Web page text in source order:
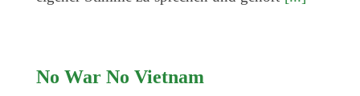
No War No Vietnam